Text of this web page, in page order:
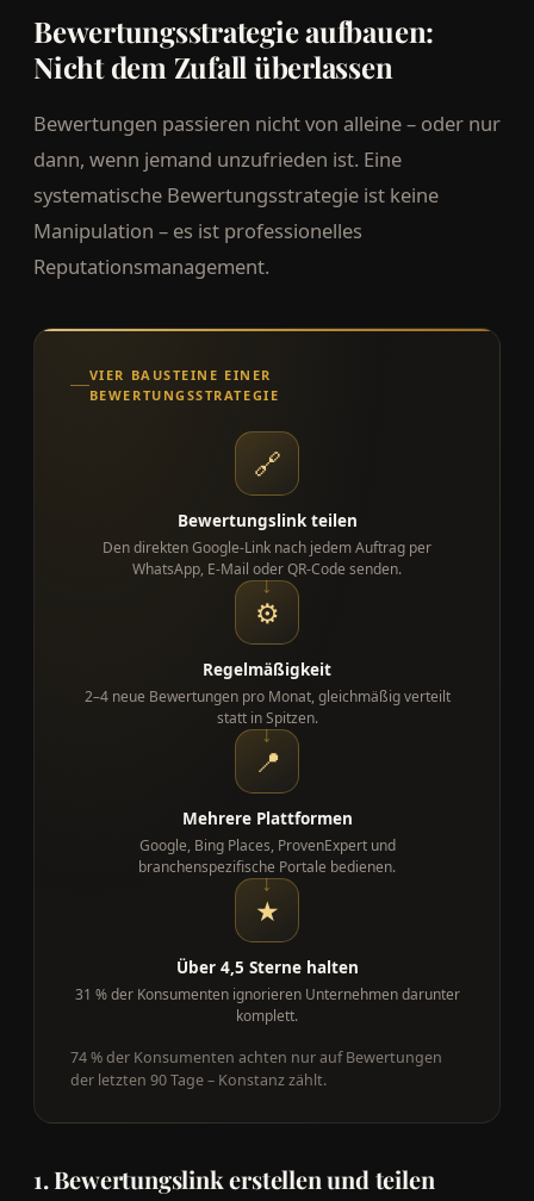
Bewertungsstrategie aufbauen:
Nicht dem Zufall überlassen
Bewertungen passieren nicht von alleine – oder nur
dann, wenn jemand unzufrieden ist. Eine
systematische Bewertungsstrategie ist keine
Manipulation – es ist professionelles
Reputationsmanagement.
VIER BAUSTEINE EINER
BEWERTUNGSSTRATEGIE
🔗
Bewertungslink teilen
Den direkten Google-Link nach jedem Auftrag per
WhatsApp, E-Mail oder QR-Code senden.
⚙
Regelmäßigkeit
2–4 neue Bewertungen pro Monat, gleichmäßig verteilt
statt in Spitzen.
📍
Mehrere Plattformen
Google, Bing Places, ProvenExpert und
branchenspezifische Portale bedienen.
★
Über 4,5 Sterne halten
31 % der Konsumenten ignorieren Unternehmen darunter
komplett.
74 % der Konsumenten achten nur auf Bewertungen
der letzten 90 Tage – Konstanz zählt.
1. Bewertungslink erstellen und teilen